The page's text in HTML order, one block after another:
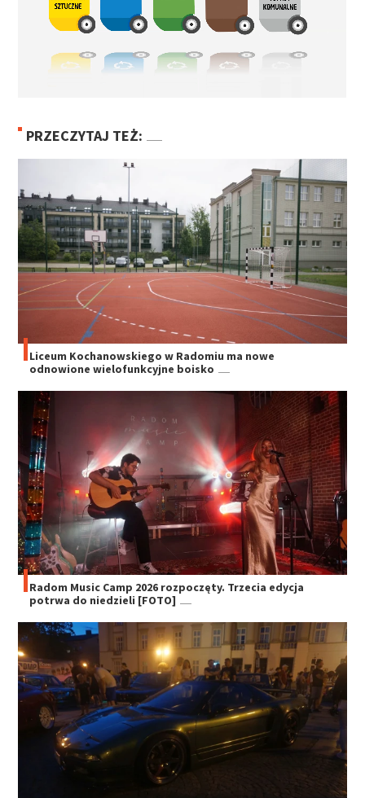
PRZECZYTAJ TEŻ:
Liceum Kochanowskiego w Radomiu ma nowe
odnowione wielofunkcyjne boisko
Radom Music Camp 2026 rozpoczęty. Trzecia edycja
potrwa do niedzieli [FOTO]